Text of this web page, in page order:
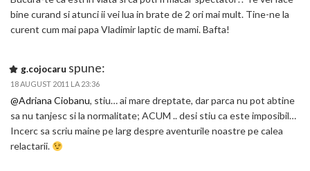
bine curand si atunci ii vei lua in brate de 2 ori mai mult. Tine-ne la
curent cum mai papa Vladimir laptic de mami. Bafta!
g.cojocaru spune:
18 AUGUST 2011 LA 23:36
@Adriana Ciobanu, stiu… ai mare dreptate, dar parca nu pot abtine
sa nu tanjesc si la normalitate; ACUM .. desi stiu ca este imposibil…
Incerc sa scriu maine pe larg despre aventurile noastre pe calea
relactarii.